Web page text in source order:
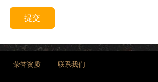
提交
荣誉资质 联系我们